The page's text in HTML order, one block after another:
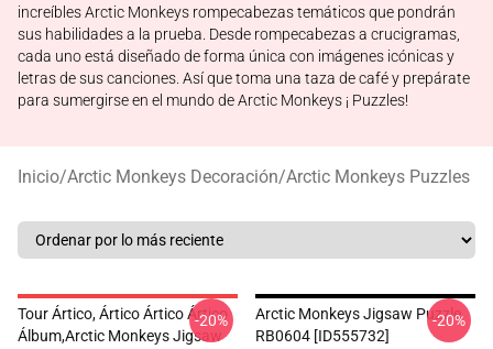
increíbles Arctic Monkeys rompecabezas temáticos que pondrán
sus habilidades a la prueba. Desde rompecabezas a crucigramas,
cada uno está diseñado de forma única con imágenes icónicas y
letras de sus canciones. Así que toma una taza de café y prepárate
para sumergirse en el mundo de Arctic Monkeys ¡ Puzzles!
Inicio/Arctic Monkeys Decoración/Arctic Monkeys Puzzles
Tour Ártico, Ártico Ártico Ártico
Álbum,arctic Monkeys Jigsaw
-20%
Arctic Monkeys Jigsaw Puzzle
RB0604 [ID555732]
-20%